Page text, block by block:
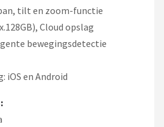
tilt en zoom-functie
Cloud opslag
bewegingsdetectie
iOS en Android